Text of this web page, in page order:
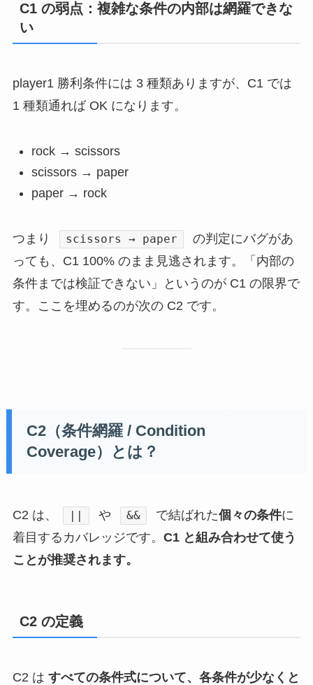
C1 の弱点：複雑な条件の内部は網羅できな
い
player1 勝利条件には 3 種類ありますが、C1 では
1 種類通れば OK になります。
rock → scissors
scissors → paper
paper → rock
つまり scissors → paper
の判定にバグがあ
っても、C1 100% のまま見逃されます。「内部の
条件までは検証できない」というのが C1 の限界で
す。ここを埋めるのが次の C2 です。
C2（条件網羅 / Condition
Coverage）とは？
C2 は、 や && で結ばれた個々の条件に
着目するカバレッジです。 C1 と組み合わせて使う
ことが推奨されます。
C2 の定義
C2 は すべての条件式について、各条件が少なくと